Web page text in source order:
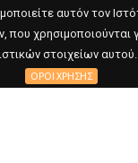
αυτόν τον
που χρησιμοποιούνται
στοιχείων αυτού.
ΌΡΟΙ ΧΡΉΣΗΣ